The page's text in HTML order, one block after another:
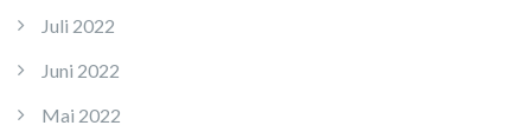
Juli 2022
Juni 2022
Mai 2022